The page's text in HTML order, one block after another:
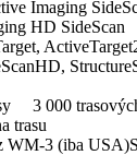
Imaging
HD SideScan
3 000
trasu
3 (iba